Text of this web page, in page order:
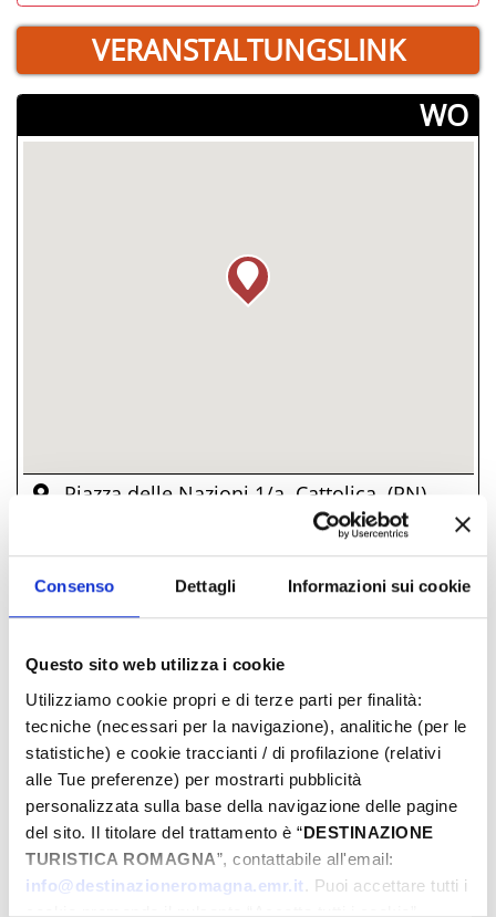
Consenso Dettagli Informazioni sui cookie
Questo sito web utilizza i cookie
Utilizziamo cookie propri e di terze parti per finalità:
tecniche (necessari per la navigazione), analitiche (per le
statistiche) e cookie traccianti / di profilazione (relativi
alle Tue preferenze) per mostrarti pubblicità
personalizzata sulla base della navigazione delle pagine
del sito. Il titolare del trattamento è “DESTINAZIONE
TURISTICA ROMAGNA”, contattabile all'email:
info@destinazioneromagna.emr.it. Puoi accettare tutti i
cookie premendo il pulsante “Accetta tutti i cookie”,
VERANSTALTUNGSLINK
­WO
Piazza delle Nazioni 1/a, Cattolica, (RN)
­ AB 20.50 €
TAGE & STUNDEN
Juni-2026
Mon
Die Mit Don Fre Sam
Son
02
07
08
09 10 11 12 13
15
16 17 18 19 20
21
22
23 24 25 26 27
28
29
30 01 02 03 04